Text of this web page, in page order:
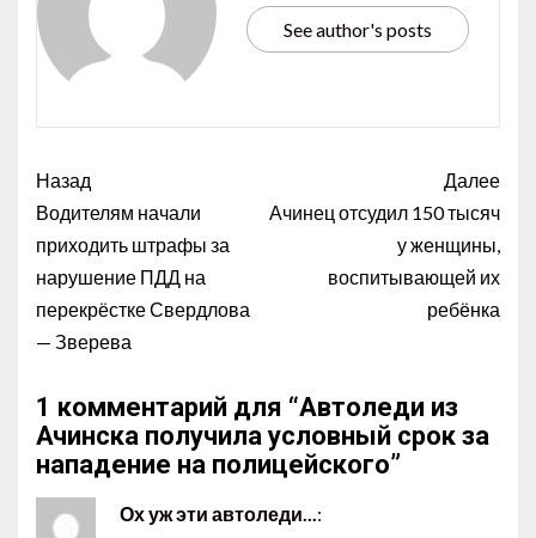
See author's posts
Назад
Водителям начали
приходить штрафы за
нарушение ПДД на
перекрёстке Свердлова
— Зверева
Далее
Ачинец отсудил 150 тысяч
у женщины,
воспитывающей их
ребёнка
1 комментарий для “Автоледи из
Ачинска получила условный срок за
нападение на полицейского”
Ох уж эти автоледи...: